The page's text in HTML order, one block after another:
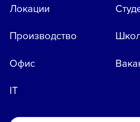
Локации
Производство
Офис
IT